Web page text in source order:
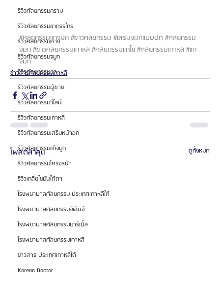
รีวิวศัลยกรรมกราม
รีวิวศัลยกรรมขากรรไกร
รีวิวศัลยกรรมคาง
รีวิวศัลยกรรมจมูก
รีวิวศัลยกรรมตา
รีวิวศัลยกรรมผู้ชาย
รีวิวศัลยกรรมวีไลน์
รีวิวศัลยกรรมเกาหลี
รีวิวศัลยกรรมเสริมหน้าอก
รีวิวศัลยกรรมแก้จมูก
รีวิวศัลยกรรมโครงหน้า
รีวิวเกลี่ยไขมันใต้ตา
โรงพยาบาลศัลยกรรม ประเทศเกาหลีใต้
โรงพยาบาลศัลยกรรมจีเอ็นจี
โรงพยาบาลศัลยกรรมมาร์เบิ้ล
โรงพยาบาลศัลยกรรมเกาหลี
ข่าวสาร ประเทศเกาหลีใต้
Korean Doctor
#ศลยกรรมแกจมก#ขาวศลยกรรม #เสรมจมกแบบปด #ศลยกรรม
จมก#ขาวศลยกรรมเกาหล #ศลยกรรมแกไข#ศลยกรรมเกาหล #แก
จมก
ข่าวสารศัลยกรรมเกาหลี
โพสต์ล่าสุด ดูทั้งหมด